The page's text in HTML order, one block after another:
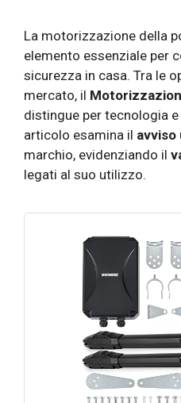
La motorizzazione della
elemento essenziale per
sicurezza in casa. Tra le
mercato, il
distingue per tecnologia
articolo esamina il avviso
marchio, evidenziando il
legati al suo utilizzo.